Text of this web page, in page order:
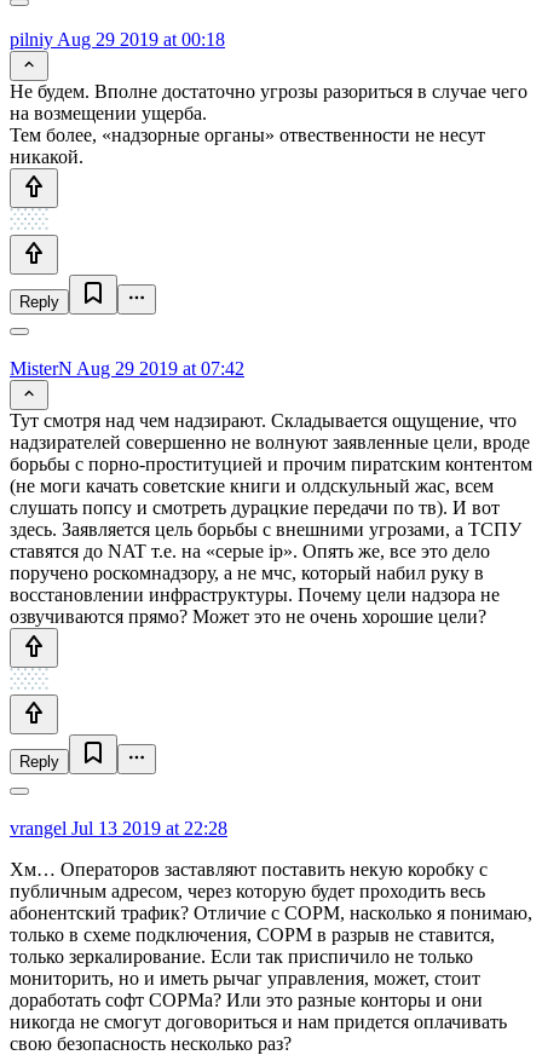
pilniy Aug 29 2019 at 00:18
Не будем. Вполне достаточно угрозы разориться в случае чего
на возмещении ущерба.
Тем более, «надзорные органы» отвественности не несут
никакой.
Reply
MisterN Aug 29 2019 at 07:42
Тут смотря над чем надзирают. Складывается ощущение, что
надзирателей совершенно не волнуют заявленные цели, вроде
борьбы с порно-проституцией и прочим пиратским контентом
(не моги качать советские книги и олдскульный жас, всем
слушать попсу и смотреть дурацкие передачи по тв). И вот
здесь. Заявляется цель борьбы с внешними угрозами, а ТСПУ
ставятся до NAT т.е. на «серые ip». Опять же, все это дело
поручено роскомнадзору, а не мчс, который набил руку в
восстановлении инфраструктуры. Почему цели надзора не
озвучиваются прямо? Может это не очень хорошие цели?
Reply
vrangel Jul 13 2019 at 22:28
Хм… Операторов заставляют поставить некую коробку с
публичным адресом, через которую будет проходить весь
абонентский трафик? Отличие с СОРМ, насколько я понимаю,
только в схеме подключения, СОРМ в разрыв не ставится,
только зеркалирование. Если так приспичило не только
мониторить, но и иметь рычаг управления, может, стоит
доработать софт СОРМа? Или это разные конторы и они
никогда не смогут договориться и нам придется оплачивать
свою безопасность несколько раз?